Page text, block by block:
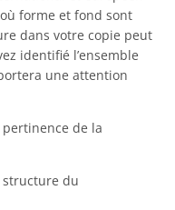
forme et fond sont
dans votre copie peut
identifié l’ensemble
une attention
de la
du